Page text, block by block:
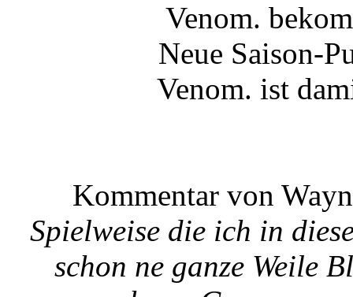
Venom.
Neue Saison-
Venom. ist
Kommentar von
Spielweise die ich in
schon ne ganze Weile